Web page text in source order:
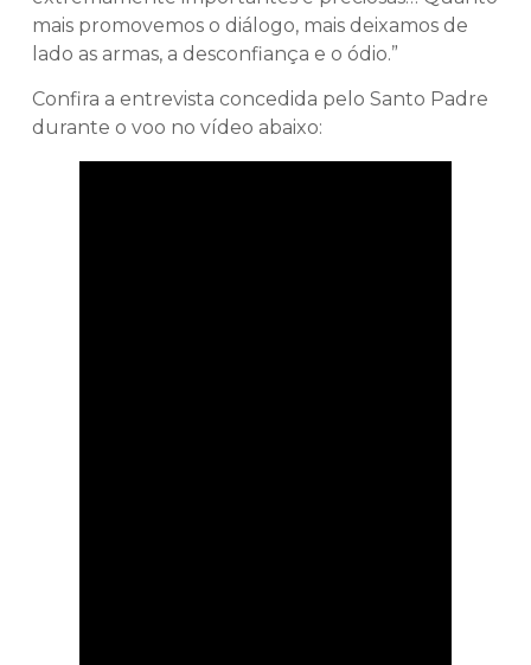
mais promovemos o diálogo, mais deixamos de
lado as armas, a desconfiança e o ódio.”
Confira a entrevista concedida pelo Santo Padre
durante o voo no vídeo abaixo: